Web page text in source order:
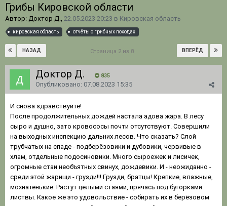
Грибы Кировской области
Автор: Доктор Д., 22.05.2023 20:23 в Кировская область
кировская область отчёты о грибных походах
НАЗАД ВПЕРЁД
Страница 2 из 8
Доктор Д. 835
Опубликовано: 07.08.2023 15:35
И снова здравствуйте!
После продолжительных дождей настала адова жара. В лесу
сыро и душно, зато кровососы почти отсутствуют. Совершили
на выходных инспекцию дальних лесов. Что сказать? Слой
трубчатых на спаде - подберёзовики и дубовики, червивые в
хлам, отдельные подосиновики. Много сыроежек и лисичек,
огромные стаи необъятных свинух, дождевики. И - неожиданно -
среди этой жарищи - грузди!!! Грузди, братцы! Крепкие, влажные,
мохнатенькие. Растут целыми стаями, прячась под бугорками
листвы. Какое же это удовольствие - собирать их в берёзовом